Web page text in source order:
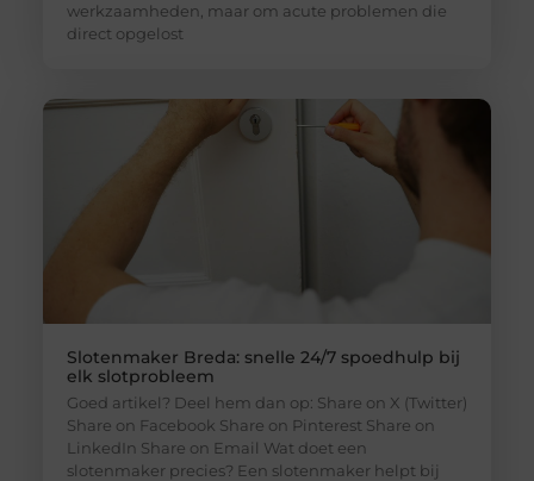
werkzaamheden, maar om acute problemen die
direct opgelost
Slotenmaker Breda: snelle 24/7 spoedhulp bij
elk slotprobleem
Goed artikel? Deel hem dan op: Share on X (Twitter)
Share on Facebook Share on Pinterest Share on
LinkedIn Share on Email Wat doet een
slotenmaker precies? Een slotenmaker helpt bij